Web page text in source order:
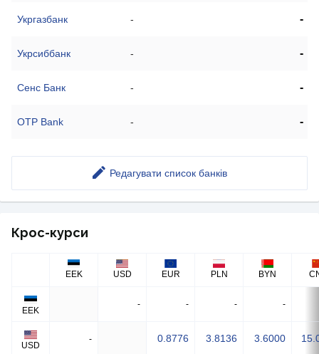
Укргазбанк - -
Укрсиббанк - -
Сенс Банк - -
OTP Bank - -
Редагувати список банків
Крос-курси
EEK USD EUR PLN BYN
EEK
- - - -
USD
- 0.8776 3.8136 3.6000